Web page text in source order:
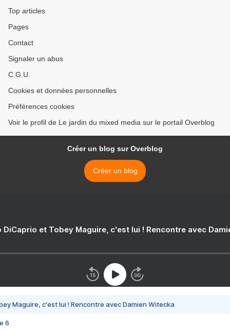
Top articles
Pages
Contact
Signaler un abus
C.G.U.
Cookies et données personnelles
Préférences cookies
Voir le profil de Le jardin du mixed media sur le portail Overblog
Créer un blog sur Overblog
Créer un blog
DiCaprio et Tobey Maguire, c'est lui ! Rencontre avec
Maguire, c'est lui ! Rencontre avec Damien Witecka
6